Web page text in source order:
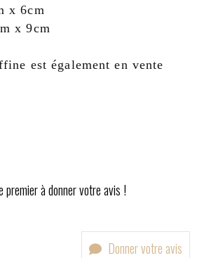
x 6cm
x 9cm
est également en vente
premier à donner votre avis !
Donner votre avis